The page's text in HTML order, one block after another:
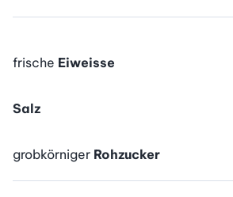
frische Eiweisse
Salz
grobkörniger Rohzucker